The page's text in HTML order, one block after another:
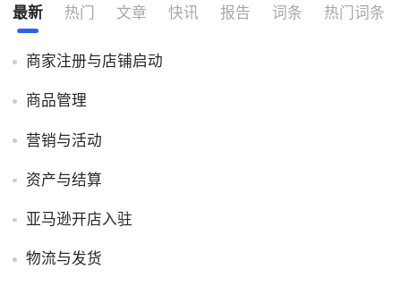
最新 热门 文章 快讯 报告 词条 热门词条
商家注册与店铺启动
商品管理
营销与活动
资产与结算
亚马逊开店入驻
物流与发货